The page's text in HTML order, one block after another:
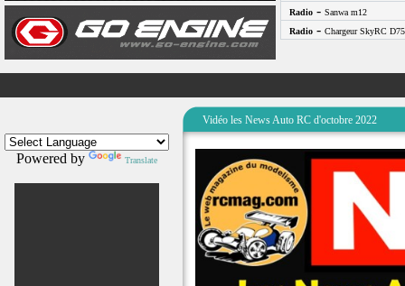
Radio - Sanwa m12
Radio - Chargeur SkyRC
Powered by Translate
Vidéo les News Auto RC d'octobre 2022